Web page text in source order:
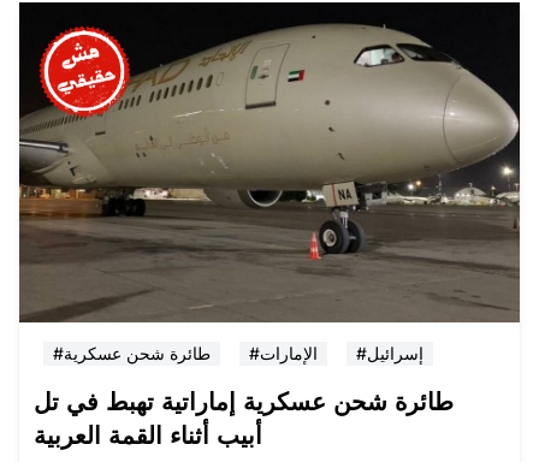
#طائرة شحن عسكرية #الإمارات #إسرائيل
طائرة شحن عسكرية إماراتية تهبط في تل
أبيب أثناء القمة العربية